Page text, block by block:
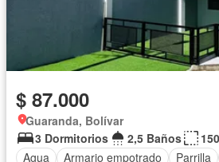
$ 87.000
Guaranda, Bolívar
3 Dormitorios
2,5 Baños
Agua
Armario empotrado Parrilla